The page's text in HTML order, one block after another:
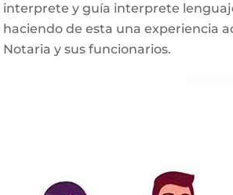
interprete y guía interprete
haciendo de esta una experiencia
Notaria y sus funcionarios.